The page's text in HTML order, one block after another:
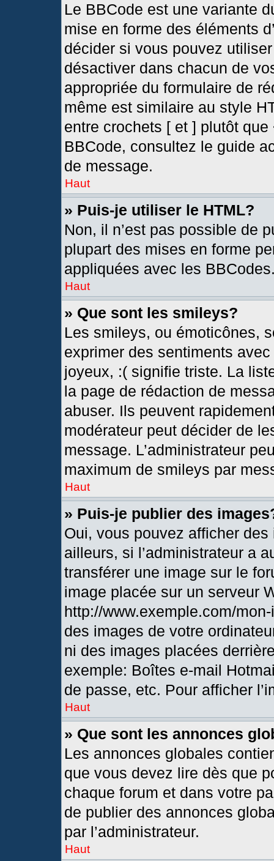
Le BBCode est une variante
mise en forme des éléments
décider si vous pouvez
désactiver dans chacun de
appropriée du formulaire de
même est similaire au style
entre crochets [ et ] plutôt
BBCode, consultez le guide
de message.
Haut
» Puis-je utiliser le HTML?
Non, il n’est pas possible de
plupart des mises en forme
appliquées avec les
Haut
» Que sont les smileys?
Les smileys, ou émoticônes,
exprimer des sentiments
joyeux, :( signifie triste. La
la page de rédaction de
abuser. Ils peuvent
modérateur peut décider de
message. L’administrateur
maximum de smileys par
Haut
» Puis-je publier des
Oui, vous pouvez afficher
ailleurs, si l’administrateur a
transférer une image sur le
image placée sur un serveur
http://www.exemple.com/
des images de votre
ni des images placées
exemple: Boîtes e-mail
de passe, etc. Pour afficher
Haut
» Que sont les annonces
Les annonces globales
que vous devez lire dès que
chaque forum et dans votre
de publier des annonces
par l’administrateur.
Haut